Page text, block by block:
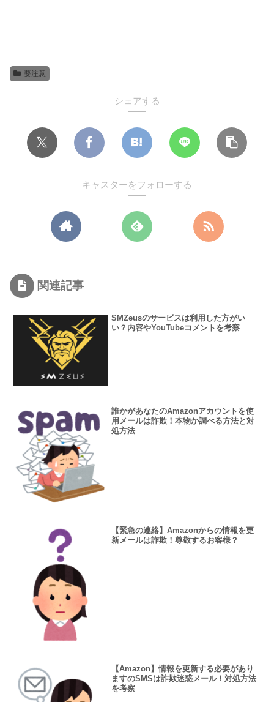
要注意
シェアする
キャスターをフォローする
関連記事
SMZeusのサービスは利用した方がい
い？内容やYouTubeコメントを考察
誰かがあなたのAmazonアカウントを使
用メールは詐欺！本物か調べる方法と対
処方法
【緊急の連絡】Amazonからの情報を更
新メールは詐欺！尊敬するお客様？
【Amazon】情報を更新する必要があり
ますのSMSは詐欺迷惑メール！対処方法
を考察